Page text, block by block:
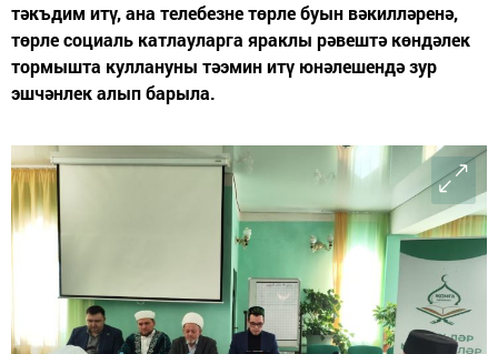
тәкъдим итү, ана телебезне төрле буын вәкилләренә,
төрле социаль катлауларга яраклы рәвештә көндәлек
тормышта куллануны тәэмин итү юнәлешендә зур
эшчәнлек алып барыла.